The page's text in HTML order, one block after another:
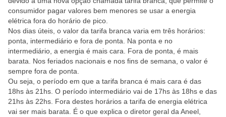
consumidor pagar valores bem menores se usar a energia
elétrica fora do horário de pico.
Nos dias úteis, o valor da tarifa branca varia em três horários:
ponta, intermediário e fora de ponta. Na ponta e no
intermediário, a energia é mais cara. Fora de ponta, é mais
barata. Nos feriados nacionais e nos fins de semana, o valor é
sempre fora de ponta.
Ou seja, o período em que a tarifa branca é mais cara é das
18hs às 21hs. O período intermediário vai de 17hs às 18hs e das
21hs às 22hs. Fora destes horários a tarifa de energia elétrica
vai ser mais barata. É o que explica o diretor geral da Aneel,